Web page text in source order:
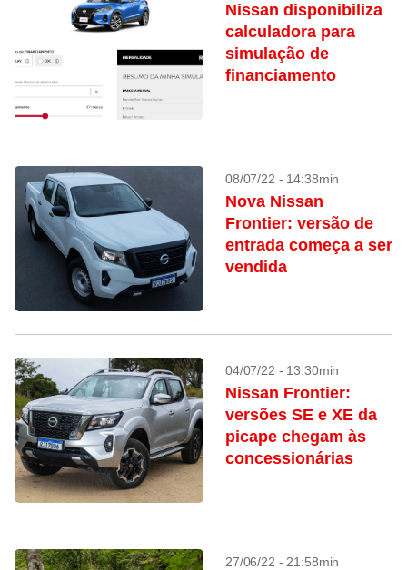
Nissan disponibiliza
calculadora para
simulação de
financiamento
08/07/22 - 14:38min
Nova Nissan
Frontier: versão de
entrada começa a ser
vendida
04/07/22 - 13:30min
Nissan Frontier:
versões SE e XE da
picape chegam às
concessionárias
27/06/22 - 21:58min